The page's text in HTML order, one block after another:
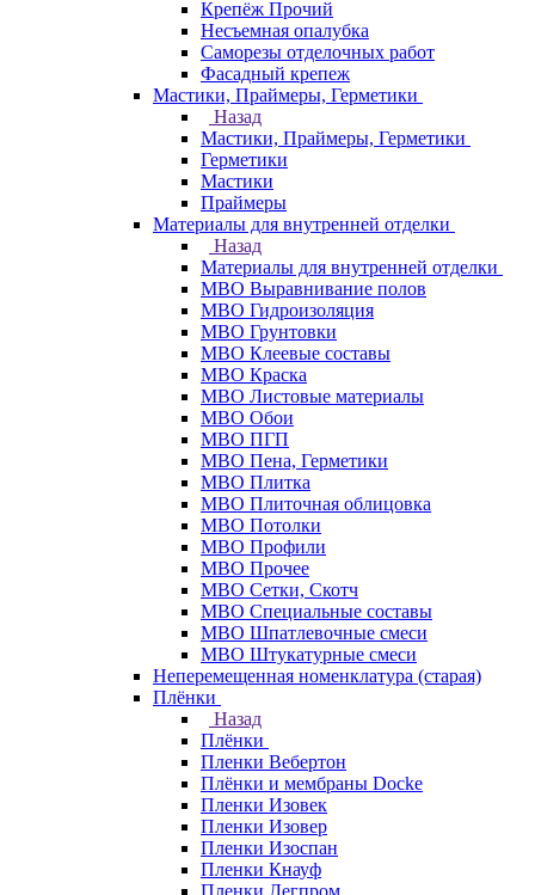
Крепёж Прочий
Несъемная опалубка
Саморезы отделочных работ
Фасадный крепеж
Мастики, Праймеры, Герметики
Назад
Мастики, Праймеры, Герметики
Герметики
Мастики
Праймеры
Материалы для внутренней отделки
Назад
Материалы для внутренней отделки
МВО Выравнивание полов
МВО Гидроизоляция
МВО Грунтовки
МВО Клеевые составы
МВО Краска
МВО Листовые материалы
МВО Обои
МВО ПГП
МВО Пена, Герметики
МВО Плитка
МВО Плиточная облицовка
МВО Потолки
МВО Профили
МВО Прочее
МВО Сетки, Скотч
МВО Специальные составы
МВО Шпатлевочные смеси
МВО Штукатурные смеси
Неперемещенная номенклатура (старая)
Плёнки
Назад
Плёнки
Пленки Вебертон
Плёнки и мембраны Docke
Пленки Изовек
Пленки Изовер
Пленки Изоспан
Пленки Кнауф
Пленки Легпром